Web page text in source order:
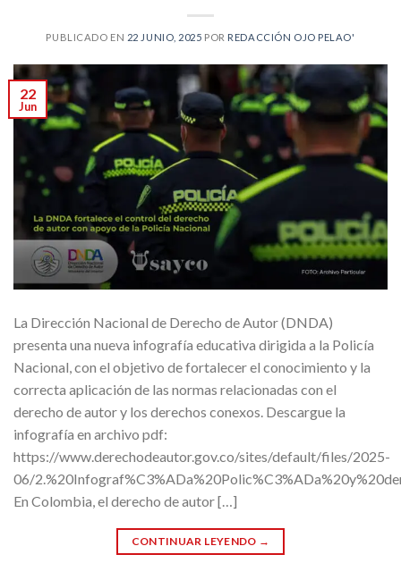
PUBLICADO EN 22 JUNIO, 2025 POR REDACCIÓN OJO PELAO'
22
Jun
La Dirección Nacional de Derecho de Autor (DNDA)
presenta una nueva infografía educativa dirigida a la Policía
Nacional, con el objetivo de fortalecer el conocimiento y la
correcta aplicación de las normas relacionadas con el
derecho de autor y los derechos conexos. Descargue la
infografía en archivo pdf:
https://www.derechodeautor.gov.co/sites/default/files/2025-
06/
En Colombia, el derecho de autor […]
CONTINUAR LEYENDO →